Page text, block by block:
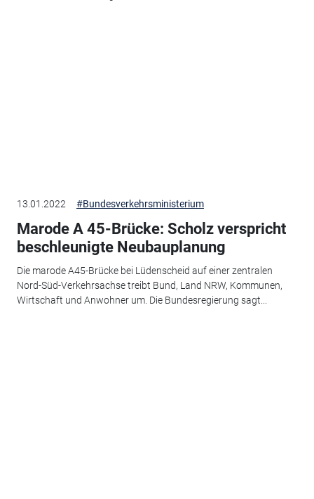
13.01.2022 #Bundesverkehrsministerium
Marode A 45-Brücke: Scholz verspricht
beschleunigte Neubauplanung
Die marode A45-Brücke bei Lüdenscheid auf einer zentralen
Nord-Süd-Verkehrsachse treibt Bund, Land NRW, Kommunen,
Wirtschaft und Anwohner um. Die Bundesregierung sagt...